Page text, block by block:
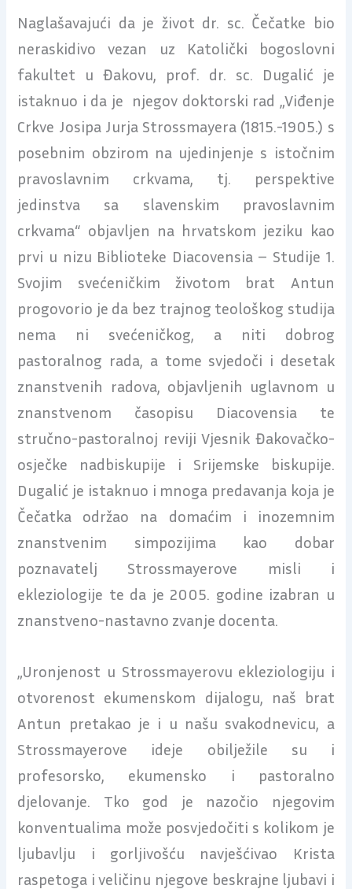
Naglašavajući da je život dr. sc. Čečatke bio
neraskidivo vezan uz Katolički bogoslovni
fakultet u Đakovu, prof. dr. sc. Dugalić je
istaknuo i da je njegov doktorski rad „Viđenje
Crkve Josipa Jurja Strossmayera (1815.-1905.) s
posebnim obzirom na ujedinjenje s istočnim
pravoslavnim crkvama, tj. perspektive
jedinstva sa slavenskim pravoslavnim
crkvama“ objavljen na hrvatskom jeziku kao
prvi u nizu Biblioteke Diacovensia – Studije 1.
Svojim svećeničkim životom brat Antun
progovorio je da bez trajnog teološkog studija
nema ni svećeničkog, a niti dobrog
pastoralnog rada, a tome svjedoči i desetak
znanstvenih radova, objavljenih uglavnom u
znanstvenom časopisu Diacovensia te
stručno-pastoralnoj reviji Vjesnik Đakovačko-
osječke nadbiskupije i Srijemske biskupije.
Dugalić je istaknuo i mnoga predavanja koja je
Čečatka održao na domaćim i inozemnim
znanstvenim simpozijima kao dobar
poznavatelj Strossmayerove misli i
ekleziologije te da je 2005. godine izabran u
znanstveno-nastavno zvanje docenta.
„Uronjenost u Strossmayerovu ekleziologiju i
otvorenost ekumenskom dijalogu, naš brat
Antun pretakao je i u našu svakodnevicu, a
Strossmayerove ideje obilježile su i
profesorsko, ekumensko i pastoralno
djelovanje. Tko god je nazočio njegovim
konventualima može posvjedočiti s kolikom je
ljubavlju i gorljivošću navješćivao Krista
raspetoga i veličinu njegove beskrajne ljubavi i